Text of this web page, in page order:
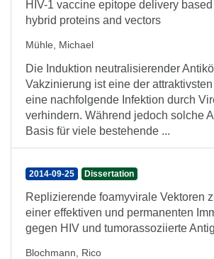
HIV-1 vaccine epitope delivery based
hybrid proteins and vectors
Mühle, Michael
Die Induktion neutralisierender
Vakzinierung ist eine der
eine nachfolgende Infektion durch
verhindern. Während jedoch solche
Basis für viele bestehende ...
2014-09-25 Dissertation
Replizierende foamyvirale Vektoren
einer effektiven und permanenten
gegen HIV und tumorassoziierte
Blochmann, Rico